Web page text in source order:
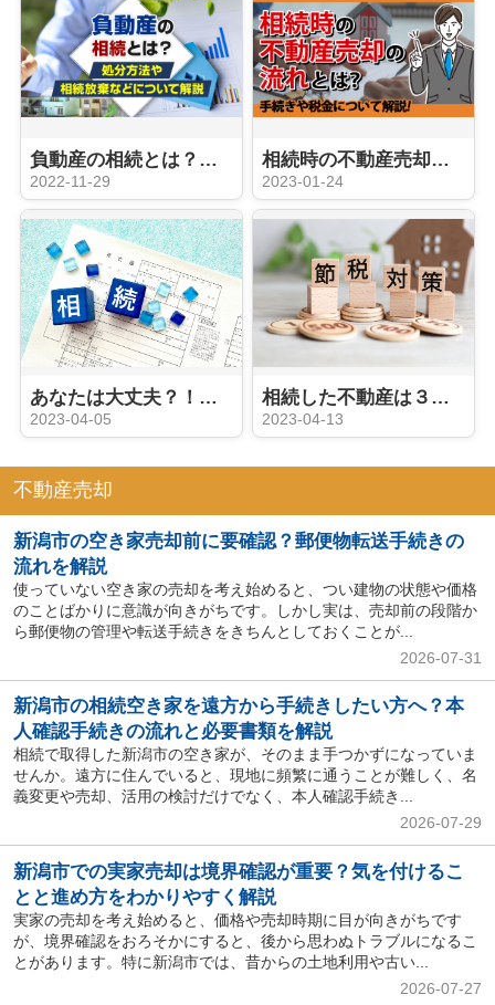
負動産の相続とは？処分方法や相続放棄などについて解説
2022-11-29
相続時の不動産売却の流れとは？手続きや税金について解説
2023-01-24
あなたは大丈夫？！相続登記義務化はいつから？
2023-04-05
相続した不動産は３年以内で売却すると得！？
2023-04-13
不動産売却
新潟市の空き家売却前に要確認？郵便物転送手続きの
流れを解説
使っていない空き家の売却を考え始めると、つい建物の状態や価格
のことばかりに意識が向きがちです。しかし実は、売却前の段階か
ら郵便物の管理や転送手続きをきちんとしておくことが...
2026-07-31
新潟市の相続空き家を遠方から手続きしたい方へ？本
人確認手続きの流れと必要書類を解説
相続で取得した新潟市の空き家が、そのまま手つかずになっていま
せんか。遠方に住んでいると、現地に頻繁に通うことが難しく、名
義変更や売却、活用の検討だけでなく、本人確認手続き...
2026-07-29
新潟市での実家売却は境界確認が重要？気を付けるこ
とと進め方をわかりやすく解説
実家の売却を考え始めると、価格や売却時期に目が向きがちです
が、境界確認をおろそかにすると、後から思わぬトラブルになるこ
とがあります。特に新潟市では、昔からの土地利用や古い...
2026-07-27